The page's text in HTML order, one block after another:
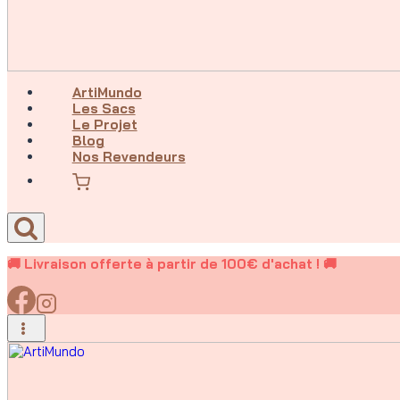
ArtiMundo
Les Sacs
Le Projet
Blog
Nos Revendeurs
🚚 Livraison offerte à partir de 100€ d'achat ! 🚚